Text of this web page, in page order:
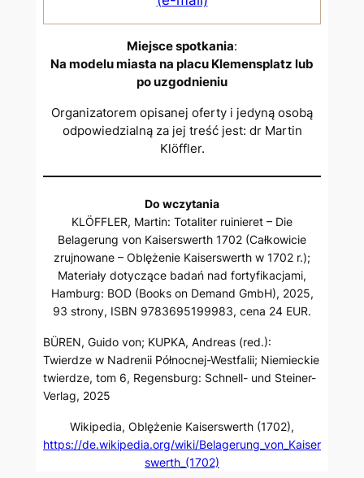
Miejsce spotkania:
Na modelu miasta na placu Klemensplatz lub
po uzgodnieniu
Organizatorem opisanej oferty i jedyną osobą
odpowiedzialną za jej treść jest: dr Martin
Klöffler.
Do wczytania
KLÖFFLER, Martin: Totaliter ruinieret – Die
Belagerung von Kaiserswerth 1702 (Całkowicie
zrujnowane – Oblężenie Kaiserswerth w 1702 r.);
Materiały dotyczące badań nad fortyfikacjami,
Hamburg: BOD (Books on Demand GmbH), 2025,
93 strony, ISBN 9783695199983, cena 24 EUR.
BÜREN, Guido von; KUPKA, Andreas (red.):
Twierdze w Nadrenii Północnej-Westfalii; Niemieckie
twierdze, tom 6, Regensburg: Schnell- und Steiner-
Verlag, 2025
Wikipedia, Oblężenie Kaiserswerth (1702),
https://de.wikipedia.org/wiki/Belagerung_von_Kaiser
swerth_(1702)